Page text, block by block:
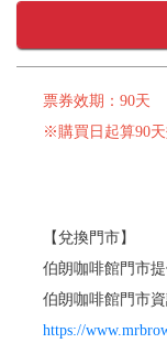
票券效期：90天
※購買日起算90
【兌換門市】
伯朗咖啡館門市提
伯朗咖啡館門市資
https://